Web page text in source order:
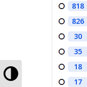
Przełącz
818
826
30
35
18
17